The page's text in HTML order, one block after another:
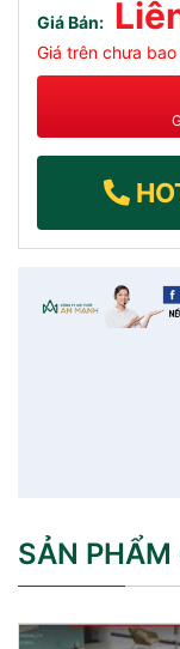
Giá Bán:
Giá trên chưa bao
SẢN PHẨM